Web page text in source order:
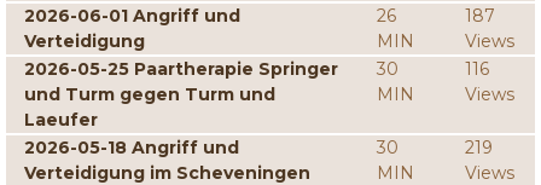
2026-06-01 Angriff und
Verteidigung
26
MIN
187
Views
2026-05-25 Paartherapie Springer
und Turm gegen Turm und
Laeufer
30
MIN
116
Views
2026-05-18 Angriff und
Verteidigung im Scheveningen
30
MIN
219
Views